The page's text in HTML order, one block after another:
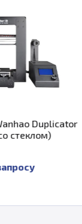
3D
i3